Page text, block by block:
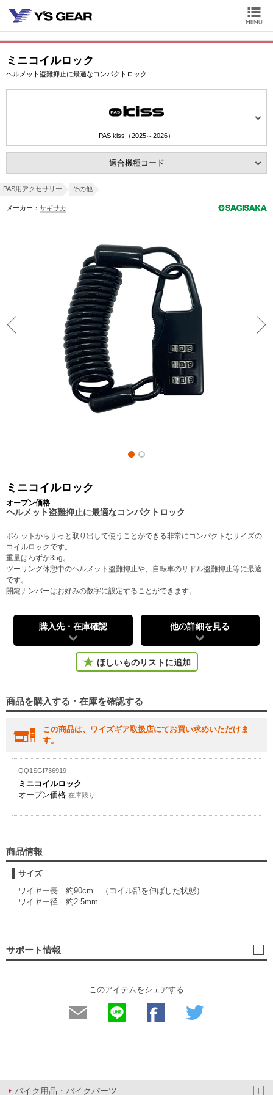
ミニコイルロック
ヘルメット盗難抑止に最適なコンパクトロック
PAS kiss（2025～2026）
適合機種コード
PAS用アクセサリー その他
メーカー： サギサカ
ミニコイルロック
オープン価格
ヘルメット盗難抑止に最適なコンパクトロック
ポケットからサっと取り出して使うことができる非常にコンパクトなサイズの
コイルロックです。
重量はわずか35g。
ツーリング休憩中のヘルメット盗難抑止や、自転車のサドル盗難抑止等に最適
です。
開錠ナンバーはお好みの数字に設定することができます。
購入先・在庫確認 他の詳細を見る
ほしいものリストに追加
商品を購入する・在庫を確認する
この商品は、ワイズギア取扱店にてお買い求めいただけま
す。
QQ1SGI736919
ミニコイルロック
オープン価格 在庫限り
商品情報
サイズ
ワイヤー長 約90cm （コイル部を伸ばした状態）
ワイヤー径 約2.5mm
サポート情報
このアイテムをシェアする
バイク用品・バイクパーツ